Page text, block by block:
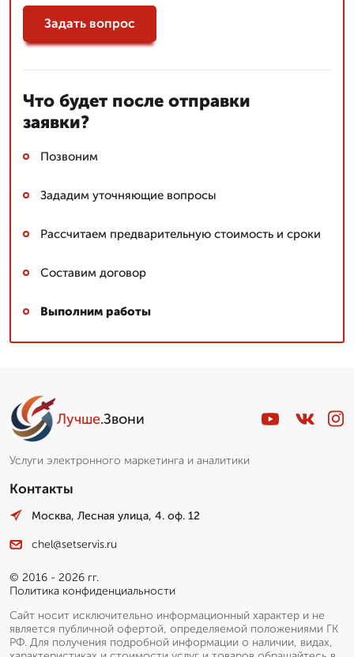
Задать вопрос
Что будет после отправки
заявки?
Позвоним
Зададим уточняющие вопросы
Рассчитаем предварительную стоимость и сроки
Составим договор
Выполним работы
Лучше.Звони
Услуги электронного маркетинга и аналитики
Контакты
Москва, Лесная улица, 4. оф. 12
chel@setservis.ru
© 2016 - 2026 гг.
Политика конфиденциальности
Сайт носит исключительно информационный характер и не
является публичной офертой, определяемой положениями ГК
РФ. Для получения подробной информации о наличии, видах,